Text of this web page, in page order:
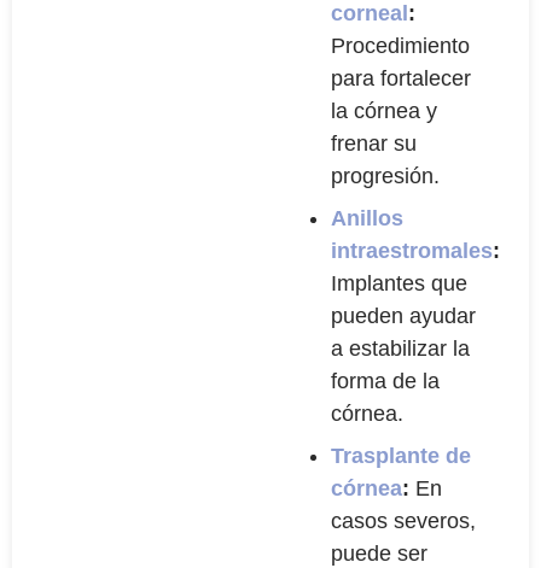
corneal :
Procedimiento
para fortalecer
la córnea y
frenar su
progresión.
Anillos
intraestromales:
Implantes que
pueden ayudar
a estabilizar la
forma de la
córnea.
Trasplante de
córnea: En
casos severos,
puede ser